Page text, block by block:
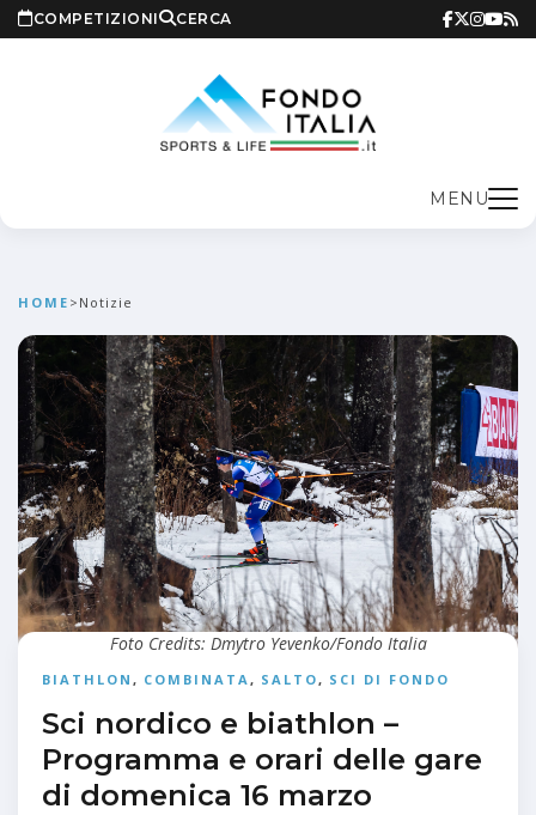
COMPETIZIONI CERCA
MENU
HOME > Notizie
BIATHLON , COMBINATA, SALTO, SCI DI FONDO
Sci nordico e biathlon –
Programma e orari delle gare
di domenica 16 marzo
Foto Credits: Dmytro Yevenko/Fondo Italia